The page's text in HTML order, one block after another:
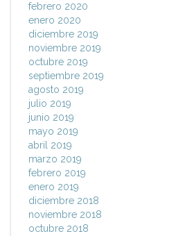
febrero 2020
enero 2020
diciembre 2019
noviembre 2019
octubre 2019
septiembre 2019
agosto 2019
julio 2019
junio 2019
mayo 2019
abril 2019
marzo 2019
febrero 2019
enero 2019
diciembre 2018
noviembre 2018
octubre 2018